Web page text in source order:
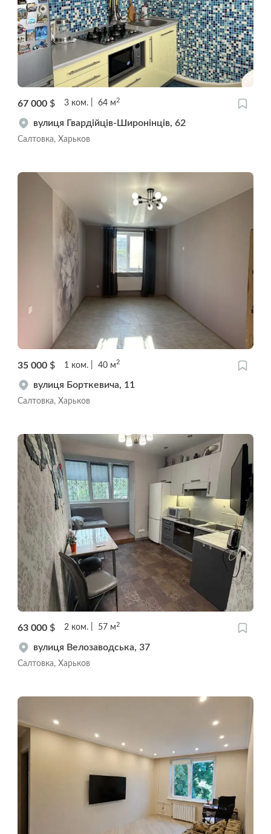
67 000 $ 3 ком. 64 м 2
вулиця Гвардійців-Широнінців, 62
Салтовка, Харьков
35 000 $ 1 ком. 40 м2
вулиця Борткевича, 11
Салтовка, Харьков
63 000 $ 2 ком. 57 м 2
вулиця Велозаводська, 37
Салтовка, Харьков